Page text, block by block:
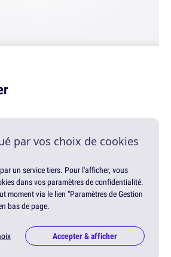
par vos choix de cookies
un service tiers. Pour l'afficher, vous
dans vos paramètres de confidentialité.
moment via le lien "Paramètres de Gestion
bas de page.
Accepter & afficher